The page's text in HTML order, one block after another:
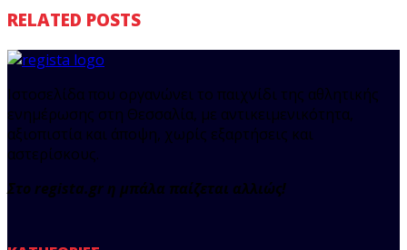
RELATED POSTS
Ιστοσελίδα που οργανώνει το παιχνίδι της αθλητικής
ενημέρωσης στη Θεσσαλία, με αντικειμενικότητα,
αξιοπιστία και άποψη, χωρίς εξαρτήσεις και
αστερίσκους.
Στο regista.gr η μπάλα παίζεται αλλιώς!